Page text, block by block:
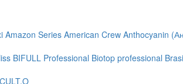
Amazon Series American Crew Anthocyanin
BIFULL Professional Biotop professional
CULT.O